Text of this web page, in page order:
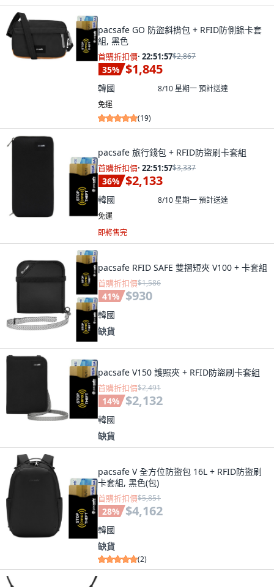
pacsafe GO 防盜斜揹包 + RFID防側錄卡套
組, 黑色
首購折扣價· 22:51:55$2,867
35% $1,845
韓國 8/10 星期一預計送達
免運
(19)
pacsafe 旅行錢包 + RFID防盜刷卡套組
首購折扣價· 22:51:55$3,337
36% $2,133
韓國 8/10 星期一預計送達
免運
即將售完
pacsafe RFID SAFE 雙摺短夾 V100 + 卡套組
首購折扣價$1,586
41% $930
韓國
缺貨
pacsafe V150 護照夾 + RFID防盜刷卡套組
首購折扣價$2,491
14% $2,132
韓國
缺貨
pacsafe V 全方位防盜包 16L + RFID防盜刷
卡套組, 黑色(包)
首購折扣價$5,851
28% $4,162
韓國
缺貨
(2)